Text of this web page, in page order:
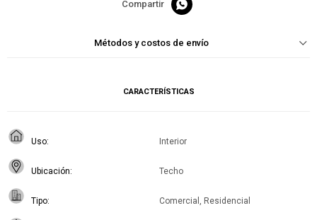

Métodos y costos de envío
CARACTERÍSTICAS
Uso Interior
Ubicación Techo
Tipo Comercial, Residencial